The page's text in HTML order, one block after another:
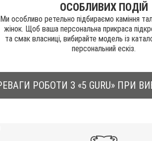
ОСОБЛИВИХ ПОДІЙ
Ми особливо ретельно підбираємо каміння
жінок. Щоб ваша персональна прикраса
та смак власниці, вибирайте модель із
персональний ескіз.
РОБОТИ З «5 GURU» ПРИ